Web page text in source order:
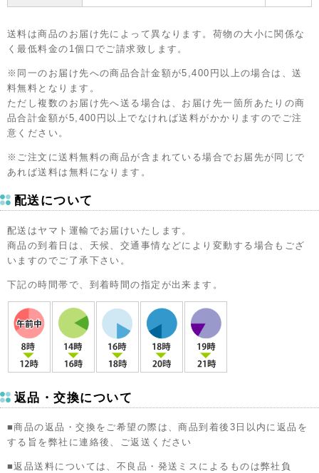
送料は商品のお届け先によって異なります。荷物の大小に関係な
く最低料金の1個口でご請求致します。
※同一のお届け先への商品合計金額が5,400円以上の場合は、送
料無料となります。
ただし複数のお届け先へ送る場合は、お届け先一箇所あたりの商
品合計金額が5,400円以上でなければ送料がかかりますのでご注
意ください。
※ご注文に送料無料の商品が含まれている場合でお届先が同じで
あれば送料は無料になります。
配送について
配送はヤマト運輸でお届けいたします。
商品の到着日は、天候、交通事情などにより変動する場合もござ
いますのでご了承下さい。
下記の時間帯で、到着時間の指定が出来ます。
返品・交換について
■商品の返品・交換をご希望の際は、商品到着後3日以内に返品を
する旨を弊社に連絡後、ご返送ください
■返品送料については、不良品・発送ミスによるものは弊社負